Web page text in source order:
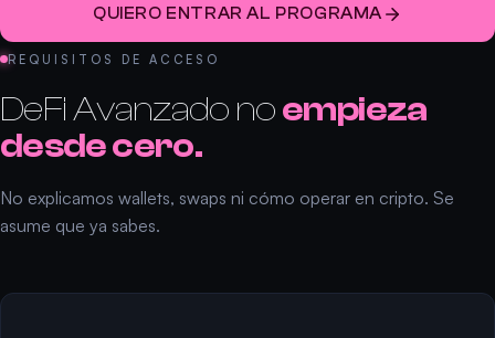
QUIERO ENTRAR AL PROGRAMA
REQUISITOS DE ACCESO
DeFi Avanzado noempieza
desde cero.
No explicamos wallets, swaps ni cómo operar en cripto. Se
asume que ya sabes.